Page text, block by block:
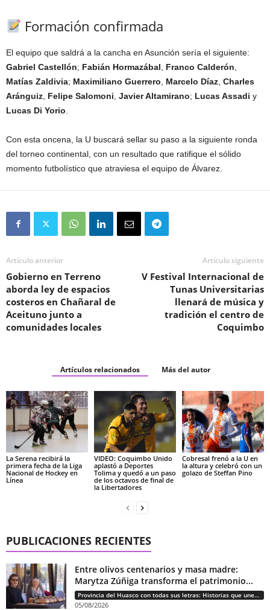
Formación confirmada
El equipo que saldrá a la cancha en Asunción sería el siguiente:
Gabriel Castellón; Fabián Hormazábal Franco Calderón
Matías Zaldivia; Maximiliano Guerrero Marcelo Díaz Charles
Aránguiz Felipe Salomoni Javier Altamirano; Lucas Assadi y
Lucas Di Yorio
Con esta oncena, la U buscará sellar su paso a la siguiente ronda
del torneo continental, con un resultado que ratifique el sólido
momento futbolístico que atraviesa el equipo de Álvarez.
Artículo anterior
Gobierno en Terreno
aborda ley de espacios
costeros en Chañaral de
Aceituno junto a
comunidades locales
Artículo siguiente
V Festival Internacional de
Tunas Universitarias
llenará de música y
tradición el centro de
Coquimbo
Artículos relacionados Más del autor
La Serena recibirá la
primera fecha de la Liga
Nacional de Hockey en
Línea
VIDEO: Coquimbo Unido
aplastó a Deportes
Tolima y quedó a un paso
de los octavos de final de
la Libertadores
Cobresal frenó a la U en
la altura y celebró con un
golazo de Steffan Pino
PUBLICACIONES RECIENTES
Entre olivos centenarios y masa madre:
Marytza Zúñiga transforma el patrimonio...
Provincia del Huasco con todas sus letras: Historias que unen cultura, diversidad e identidad
05/08/2026